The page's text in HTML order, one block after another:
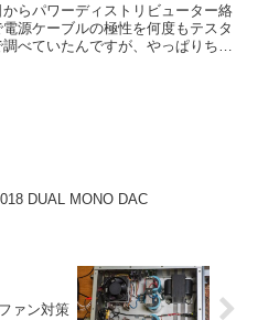
からパワーディストリビューター絡
電源ケーブルの極性を何度もテスタ
調べていたんですが、やっぱりちょ
DUAL MONO DAC
ァン対策